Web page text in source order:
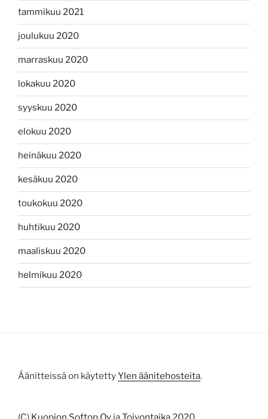
tammikuu 2021
joulukuu 2020
marraskuu 2020
lokakuu 2020
syyskuu 2020
elokuu 2020
heinäkuu 2020
kesäkuu 2020
toukokuu 2020
huhtikuu 2020
maaliskuu 2020
helmikuu 2020
Äänitteissä on käytettyYlen äänitehosteita.